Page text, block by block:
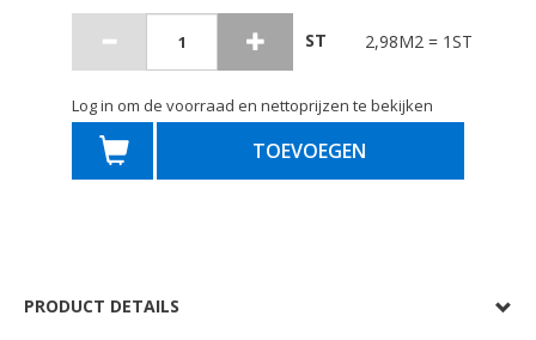
ST 2,98M2 = 1ST
Log in om de voorraad en nettoprijzen te bekijken
TOEVOEGEN
PRODUCT DETAILS